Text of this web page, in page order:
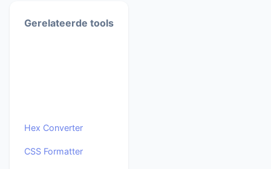
Gerelateerde tools
Hex Converter
CSS Formatter